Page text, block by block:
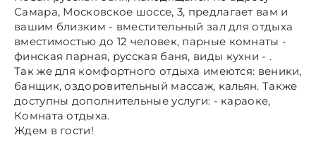
Самара, Московское шоссе, 3, предлагает вам и
вашим близким - вместительный зал для отдыха
вместимостью до 12 человек, парные комнаты -
финская парная, русская баня, виды кухни - .
Так же для комфортного отдыха имеются: веники,
банщик, оздоровительный массаж, кальян. Также
доступны дополнительные услуги: - караоке,
Комната отдыха.
Ждем в гости!